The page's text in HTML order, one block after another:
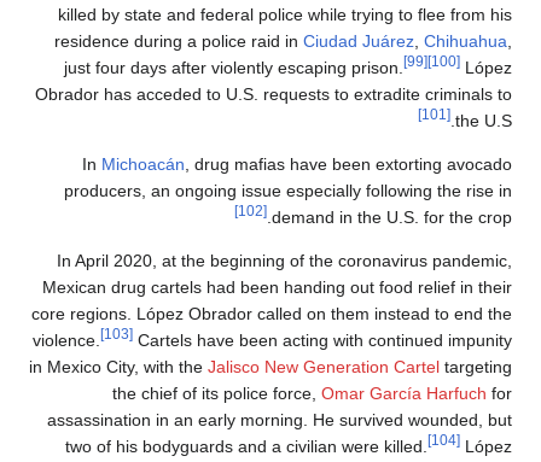
killed by state and federal police while trying to flee from his
residence during a police raid in Ciudad Juárez, Chihuahua,
just four days after violently escaping prison.
[99] [100] López
Obrador has acceded to U.S. requests to extradite criminals to
the U.S.
[101]
In Michoacán, drug mafias have been extorting avocado
producers, an ongoing issue especially following the rise in
demand in the U.S. for the crop.
[102]
In April 2020, at the beginning of the coronavirus pandemic,
Mexican drug cartels had been handing out food relief in their
core regions. López Obrador called on them instead to end the
violence.
[103] Cartels have been acting with continued impunity
in Mexico City, with the Jalisco New Generation Cartel targeting
the chief of its police force, Omar García Harfuch for
assassination in an early morning. He survived wounded, but
two of his bodyguards and a civilian were killed.
[104] López